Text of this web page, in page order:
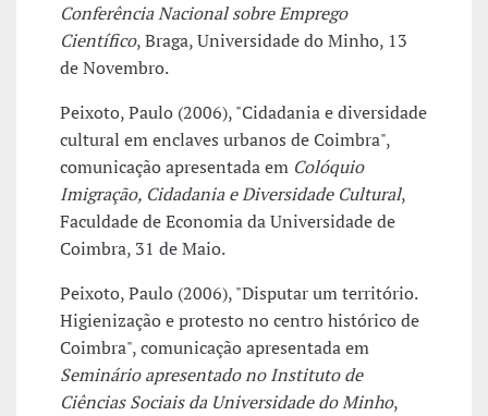
Conferência Nacional sobre Emprego
Científico, Braga, Universidade do Minho, 13
de Novembro.
Peixoto, Paulo (2006), "Cidadania e diversidade
cultural em enclaves urbanos de Coimbra",
comunicação apresentada em Colóquio
Imigração, Cidadania e Diversidade Cultural,
Faculdade de Economia da Universidade de
Coimbra, 31 de Maio.
Peixoto, Paulo (2006), "Disputar um território.
Higienização e protesto no centro histórico de
Coimbra", comunicação apresentada em
Seminário apresentado no Instituto de
Ciências Sociais da Universidade do Minho,